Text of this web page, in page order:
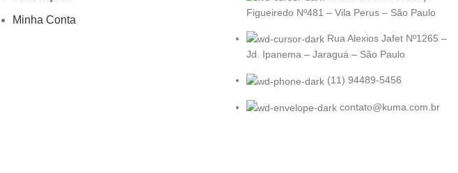
Minha Conta
Figueiredo Nº481 – Vila Perus – São Paulo
Rua Alexios Jafet Nº1265 –
Jd. Ipanema – Jaraguá – São Paulo
(11) 94489-5456
contato@kuma.com.br